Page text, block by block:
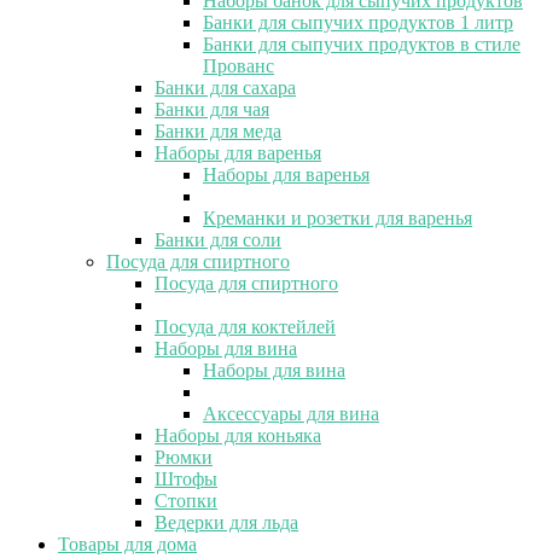
Банки для сыпучих продуктов 1 литр
Банки для сыпучих продуктов в стиле
Прованс
Банки для сахара
Банки для чая
Банки для меда
Наборы для варенья
Наборы для варенья
Креманки и розетки для варенья
Банки для соли
Посуда для спиртного
Посуда для спиртного
Посуда для коктейлей
Наборы для вина
Наборы для вина
Аксессуары для вина
Наборы для коньяка
Рюмки
Штофы
Стопки
Ведерки для льда
Товары для дома